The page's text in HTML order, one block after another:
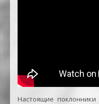
Настоящие